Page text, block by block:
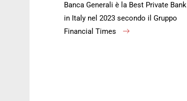
Banca Generali è la Best Private Bank
in Italy nel 2023 secondo il Gruppo
Financial Times